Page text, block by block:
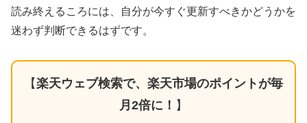
読み終えるころには、自分が今すぐ更新すべきかどうかを
迷わず判断できるはずです。
【楽天ウェブ検索で、楽天市場のポイントが毎
月2倍に！ 】